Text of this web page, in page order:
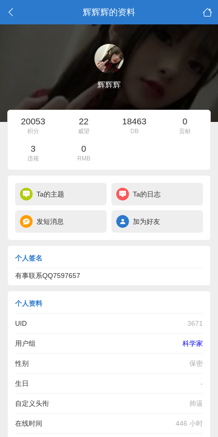
辉辉辉的资料
辉辉辉
20053
积分
22
威望
18463
DB
0
贡献
3
违规
0
RMB
Ta的主题 Ta的日志
发短消息 加为好友
个人签名
有事联系QQ7597657
个人资料
UID 3671
用户组 科学家
性别 保密
生日 -
自定义头衔 帅逼
在线时间 446 小时